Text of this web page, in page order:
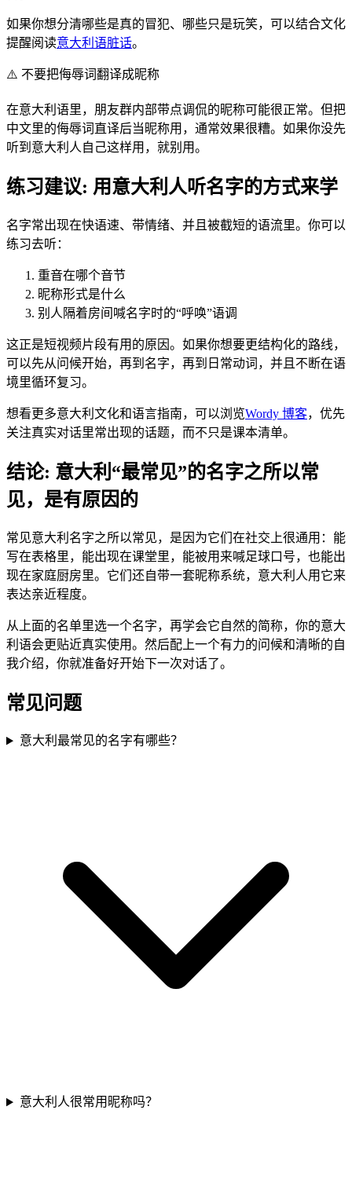
如果你想分清哪些是真的冒犯、哪些只是玩笑，可以结合文化
提醒阅读意大利语脏话。
⚠️ 不要把侮辱词翻译成昵称
在意大利语里，朋友群内部带点调侃的昵称可能很正常。但把
中文里的侮辱词直译后当昵称用，通常效果很糟。如果你没先
听到意大利人自己这样用，就别用。
练习建议: 用意大利人听名字的方式来学
名字常出现在快语速、带情绪、并且被截短的语流里。你可以
练习去听：
重音在哪个音节
昵称形式是什么
别人隔着房间喊名字时的“呼唤”语调
这正是短视频片段有用的原因。如果你想要更结构化的路线，
可以先从问候开始，再到名字，再到日常动词，并且不断在语
境里循环复习。
想看更多意大利文化和语言指南，可以浏览Wordy 博客，优先
关注真实对话里常出现的话题，而不只是课本清单。
结论: 意大利“最常见”的名字之所以常
见，是有原因的
常见意大利名字之所以常见，是因为它们在社交上很通用：能
写在表格里，能出现在课堂里，能被用来喊足球口号，也能出
现在家庭厨房里。它们还自带一套昵称系统，意大利人用它来
表达亲近程度。
从上面的名单里选一个名字，再学会它自然的简称，你的意大
利语会更贴近真实使用。然后配上一个有力的问候和清晰的自
我介绍，你就准备好开始下一次对话了。
常见问题
意大利最常见的名字有哪些？
意大利人很常用昵称吗？